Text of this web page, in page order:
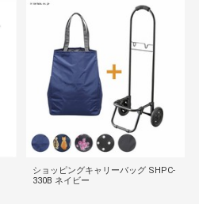
ショッピングキャリーバッグ SHPC-
330B ネイビー